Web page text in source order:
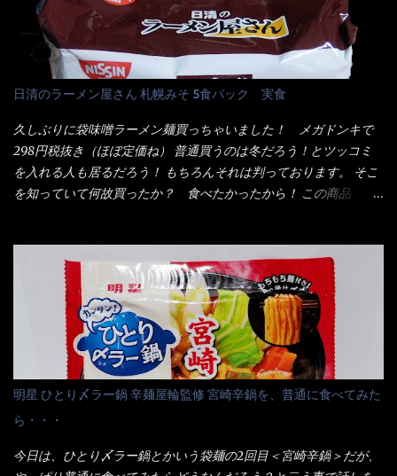
料(アミノ酸等)、炭酸カルシウム、カラメル色素、リン酸塩
(Na)、増粘多糖類、レシチン、酸化防止剤(ビタミンE)、クチナシ
色素、香料、ベニコウジ色素、ビタミンB2、ビタミンB1、香辛料
抽出物、(一部にえび・小麦・そば・卵・ さば ・大豆・豚肉・やま
いも・ゼラチンを含む) 材料から見れば、緑のたぬきの方が蒲鉾が
さば！？ さばって鯖か？？ サバ読んでないか？？ ■カロリー
比較 緑のたぬき ...
レーもな！ 今回、カップヌードル激辛味噌はカップに敢えて辛
さレベルが記載されている。 それはレベル5！ 日清としては最上
位の辛さと云っている訳だ。 昨年モデルも食べてはいるけど、1年
も経つと記憶の彼方に・・・いや歳だから記憶力が、どうのこう
のではない。 記憶に残るだけのインパクトに欠けている商品と
云う事（当時） 開封すると・・・ 小袋なんてありゃしない！ カ
ップヌードルは基本蓋開けて、熱湯を注ぐだけで出来る！それが
デビュー時からの最大のポイント。 だから粉末スープの具も全
部カップの中でカオス状態。 これ特に縦型Bigカップだと、スー
りました～ 熱湯によりカップ内に対流が起こり、表層が泡立っ
ている～ 隣に用意したのが、ホワイトカップ丼型です。 こちら
へ内容物を全て移すのと同時に、スープも満遍なく全体に行き渡
させる。 箸で麺から移動させ、具とスープは最後に移すとこうな
りました。 良い感じではないか！ やはり一部粉末スープが縦型
カップの壁面に残っていたので、ぜーんぶ箸等で落としてホワイ
トカップへ。 まずは麺を見ると、カップヌードルとしては太く平
打ちで縮れてます。 ■蒙古タンメン中本の麺 蒙古タンメンの方
は、やはり太く平打ちですが麺の厚みがあるような・・・ 食感
いのね。 箸で持ち上げた状態は・・・ ■カップヌードル激辛味噌 ■
日清のラーメン屋さん 札幌みそ 5食パック 実食
久しぶりに袋味噌ラーメン麺買っちゃいました！ メガドンキで
298円税抜き（ほぼ定価ね） 普通買うのは冬だろう！とツッコミ
を入れる人も居るだろう！ もちろんそれは判っております。 そこ
を知っていて何故買ったか？ 食べたかったから！ この商品
てみないといけないじゃん！（知るのが遅い） リニューアル前の
は食べた事あるのよ！でもここ数年は、カップ麺の方が話題性も
品揃えも上じゃん！ だって話題性の無いのを食べても・・・しょ
うが無いじゃん！ 日本で話題性が無いのに、外国の人には尚更ね
ぇ～ 袋麺と云えば【サッポロ一番】と云われる程だが、10年位前
に革新的な袋麺が出た！ それは『マルちゃん正麺』と云われる商
品！！ 生麺感覚～と大御所俳優の役所広司を起用したCMで一躍
有名になりTOPに・・・その後ライバルとして日清から【ラ王】
がリリース！つまり今回の【日清のラーメン屋さん】は、袋麺と
しては廉価版のポジション・・・ 事実ラ王は、HPでは別扱い！
本品なんか出前一丁などと一緒くたの扱い。 袋麺はスープは粉末
明星 ひとり〆ラー鍋 辛麺屋輪監修 宮崎辛鍋を、普通に食べてみた
ら・・・
今日は、ひとり〆ラー鍋とかいう袋麺の2回目＜宮崎辛鍋＞だが、